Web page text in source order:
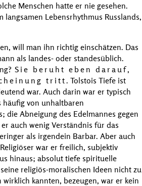
Menschen hatte er nie gesehen.
Lebensrhythmus Russlands,
will man ihn richtig einschätzen. Das
als landes- oder standesüblich.
Sie beruht eben darauf,
tritt. Tolstois Tiefe ist
war. Auch darin war er typisch
häufig von unhaltbaren
die Abneigung des Edelmannes gegen
auch wenig Verständnis für das
als irgendein Barbar. Aber auch
war er freilich, subjektiv
hinaus; absolut tiefe spirituelle
religiös-moralischen Ideen nicht zu
kannten, bezeugen, war er kein